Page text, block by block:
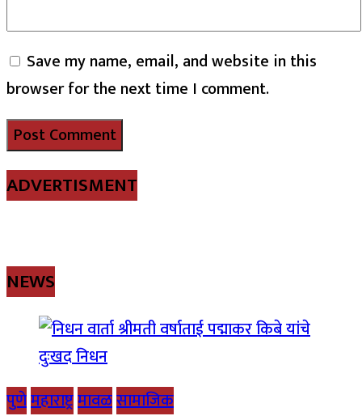
Save my name, email, and website in this
browser for the next time I comment.
ADVERTISMENT
NEWS
पुणेमहाराष्ट्रमावळसामाजिक